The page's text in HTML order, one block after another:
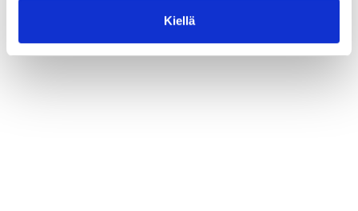
Kiellä